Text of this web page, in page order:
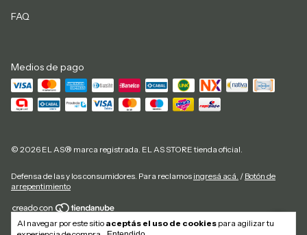
Al navegar por este sitio aceptás el uso de cookies para agilizar tu
FAQ
Medios de pago
© 2026 EL AS® marca registrada. EL AS STORE tienda oficial.
Defensa de las y los consumidores. Para reclamos ingresá acá. / Botón de
arrepentimiento
Copyright El As Store - 20292884827 - 2026. Todos los derechos reservados.